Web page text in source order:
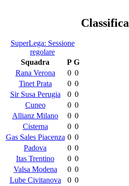
Classifica
SuperLega: Sessione
regolare
Squadra
P G
Rana Verona
0 0
Tinet Prata
0 0
Sir Susa Perugia
0 0
Cuneo
0 0
Allianz Milano
0 0
Cisterna
0 0
Gas Sales Piacenza 0 0
Padova
0 0
Itas Trentino
0 0
Valsa Modena
0 0
Lube Civitanova
0 0